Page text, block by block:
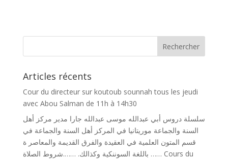
Articles récents
Cour du directeur sur koutoub sounnah tous les jeudi
avec Abou Salman de 11h à 14h30
سلسلة دروس أبي عبدالله موسى عبدالله جارا مدير مركز أهل
السنة والجماعة موريتانيا في المركز أهل السنة والجماعة في
قسم المتون العلمية في العقيدة والفرق القديمة والمعاصر ة
باللغة السوننكية وكذالك. …….شروط الصلاة …… Cours du